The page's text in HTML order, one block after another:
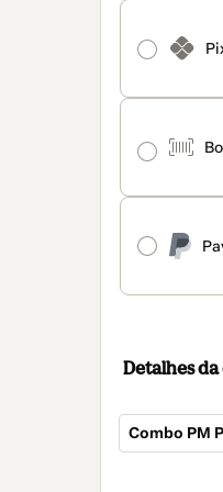
Detalhes
Combo PM